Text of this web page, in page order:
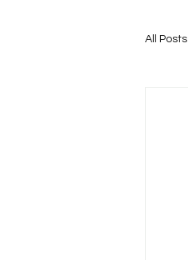
All Posts